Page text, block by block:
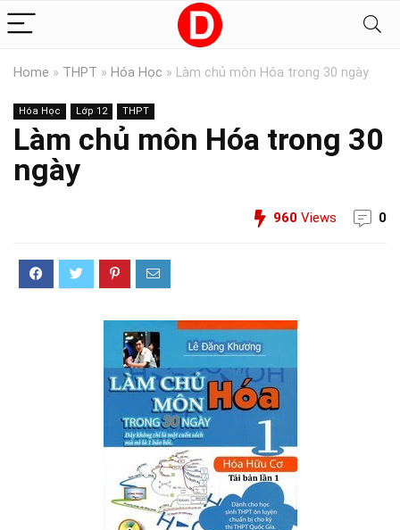
Home » THPT » Hóa Học » Làm chủ môn Hóa trong 30 ngày
Hóa Học Lớp 12 THPT
Làm chủ môn Hóa trong 30
ngày
960 Views 0